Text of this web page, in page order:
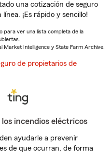
una cotización de seguro
¡Es rápido y sencillo!
para ver una lista completa de la
Market Intelligence y State Farm Archive.
de propietarios de
incendios eléctricos
ayudarle a prevenir
de que ocurran, de forma